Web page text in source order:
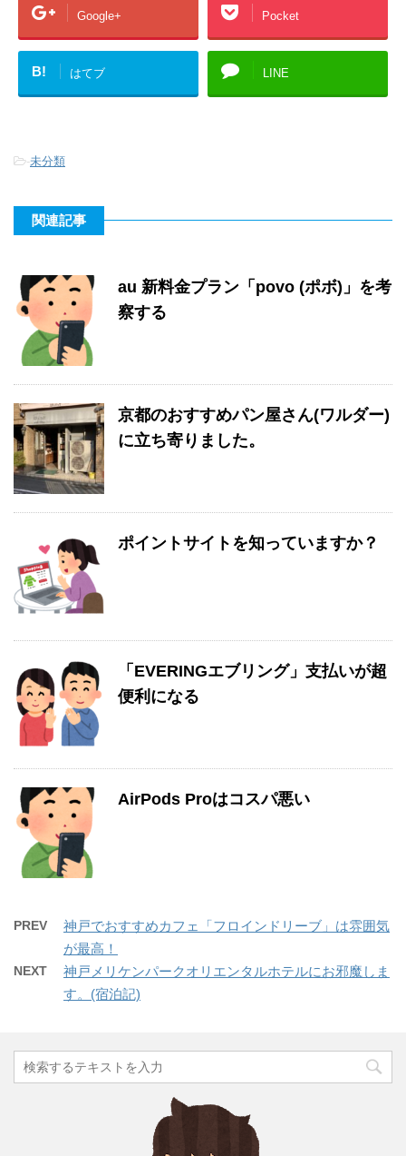
Google+ Pocket
B! はてブ LINE
-未分類
関連記事
au 新料金プラン「povo (ポボ)」を考
察する
京都のおすすめパン屋さん(ワルダー)
に立ち寄りました。
ポイントサイトを知っていますか？
「EVERINGエブリング」支払いが超
便利になる
AirPods Proはコスパ悪い
PREV
神戸でおすすめカフェ「フロインドリーブ」は雰囲気
が最高！
NEXT
神戸メリケンパークオリエンタルホテルにお邪魔しま
す。(宿泊記)